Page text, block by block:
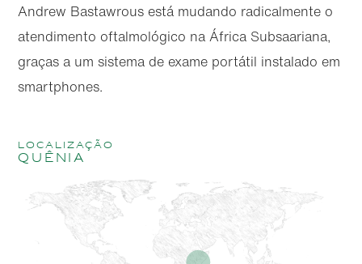
Andrew Bastawrous está mudando radicalmente o
atendimento oftalmológico na África Subsaariana,
graças a um sistema de exame portátil instalado em
smartphones.
localização
Quênia